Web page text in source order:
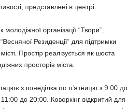
представлені в центрі.
молодіжної організації “Твори”,
Резиденції” для підтримки
Простір реалізується як шоста
просторів міста.
з понеділка по п’ятницю з 9:00 до
до 20:00. Коворкінг відкритий для